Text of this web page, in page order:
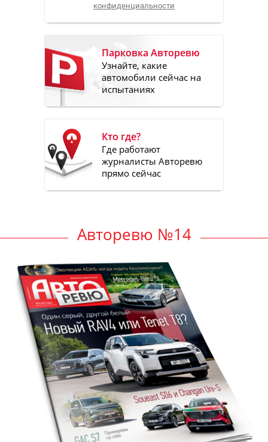
конфиденциальности
Парковка Авторевю
Узнайте, какие
автомобили сейчас на
испытаниях
Кто где?
Где работают
журналисты Авторевю
прямо сейчас
Авторевю №14